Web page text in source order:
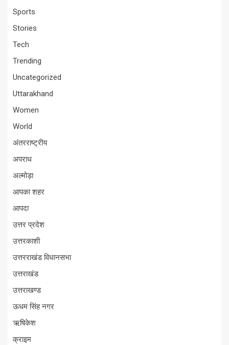
Sports
Stories
Tech
Trending
Uncategorized
Uttarakhand
Women
World
अंतरराष्ट्रीय
अपराध
अल्मोड़ा
आपका शहर
आपदा
उत्तर प्रदेश
उत्तरकाशी
उत्तरराखंड विधानसभा
उत्तराखंड
उत्तराखण्ड
ऊधम सिंह नगर
ऋषिकेश
क्राइम